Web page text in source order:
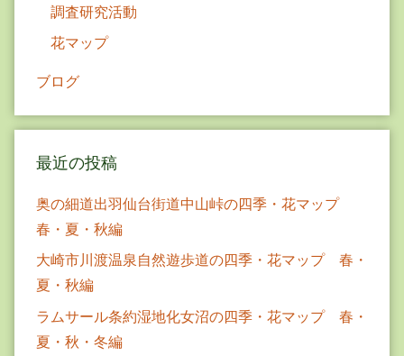
調査研究活動
花マップ
ブログ
最近の投稿
奥の細道出羽仙台街道中山峠の四季・花マップ
春・夏・秋編
大崎市川渡温泉自然遊歩道の四季・花マップ 春・
夏・秋編
ラムサール条約湿地化女沼の四季・花マップ 春・
夏・秋・冬編